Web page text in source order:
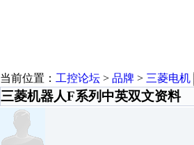
当前位置： 工控论坛 > 品牌 > 三菱电机
三菱机器人F系列中英双文资料